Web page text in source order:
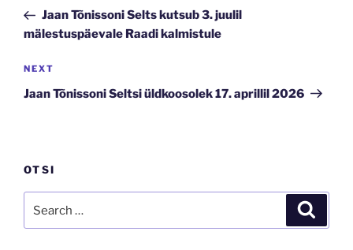
PostJaan Tõnissoni Selts kutsub 3. juulil
mälestuspäevale Raadi kalmistule
Next
Post
NEXT
Jaan Tõnissoni Seltsi üldkoosolek 17. aprillil 2026
OTSI
for: